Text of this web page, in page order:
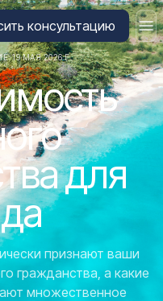
консультацию
19 МАЯ 2026 Г.
для
признают ваши
гражданства, а какие
множественное